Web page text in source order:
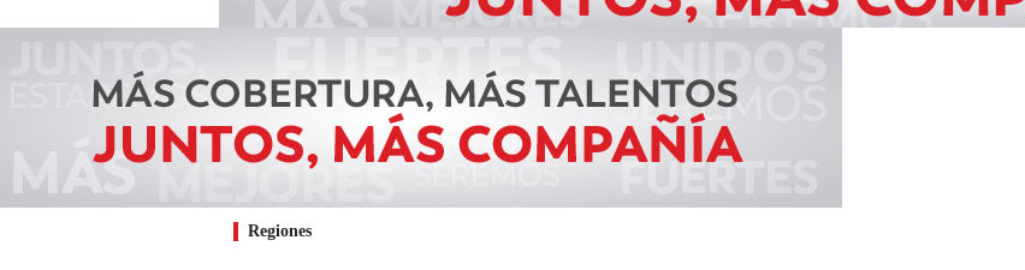
Regiones